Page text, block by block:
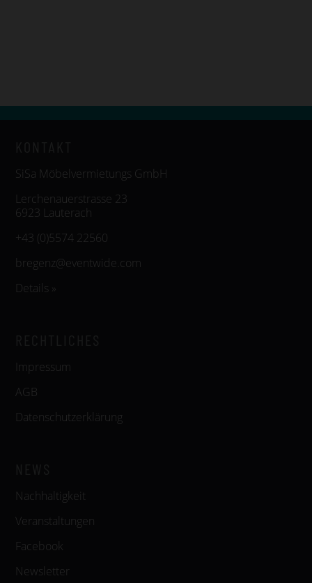
SiSa Möbelvermietungs GmbH
Lerchenauerstrasse 23
6923 Lauterach
+43 (0)5574 22560
bregenz@eventwide.com
Details »
Impressum
AGB
Datenschutzerklärung
Nachhaltigkeit
Veranstaltungen
Facebook
Newsletter